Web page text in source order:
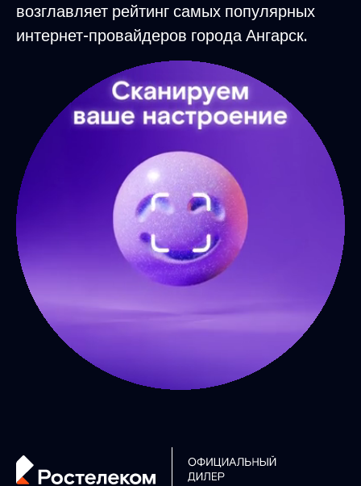
возглавляет рейтинг самых популярных
интернет-провайдеров города Ангарск.